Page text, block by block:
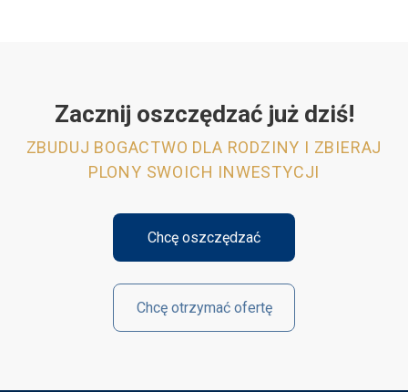
Zacznij oszczędzać już dziś!
ZBUDUJ BOGACTWO DLA RODZINY I ZBIERAJ
PLONY SWOICH INWESTYCJI
Chcę oszczędzać
Chcę otrzymać ofertę